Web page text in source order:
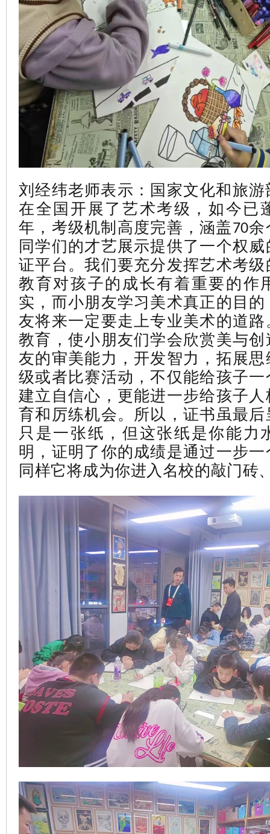
刘经纬老师表示：国家文化和旅游
在全国开展了艺术考级，如今已
年，考级机制高度完善，涵盖70
同学们的才艺展示提供了一个权
证平台。我们要充分发挥艺术考
教育对孩子的成长有着重要的作
实，而小朋友学习美术真正的目
友将来一定要走上专业美术的道
教育，使小朋友们学会欣赏美与
友的审美能力，开发智力，拓展
级或者比赛活动，不仅能给孩子
建立自信心，更能进一步给孩子
育和厉练机会。所以，证书虽最
只是一张纸，但这张纸是你能力
明，证明了你的成绩是通过一步
同样它将成为你进入名校的敲门砖